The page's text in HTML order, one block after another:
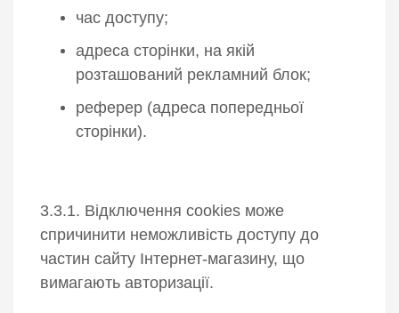
час доступу;
адреса сторінки, на якій
розташований рекламний блок;
реферер (адреса попередньої
сторінки).
3.3.1. Відключення cookies може
спричинити неможливість доступу до
частин сайту Інтернет-магазину, що
вимагають авторизації.